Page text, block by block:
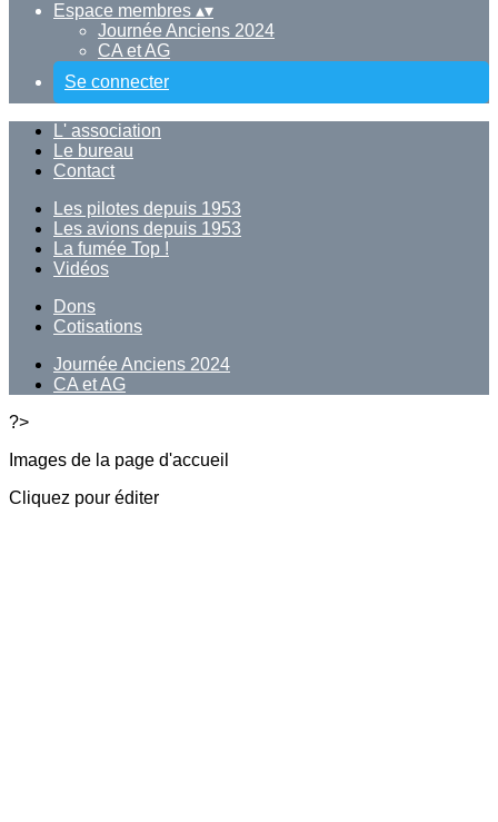
Espace membres ▴▾
Journée Anciens 2024
CA et AG
Se connecter
L' association
Le bureau
Contact
Les pilotes depuis 1953
Les avions depuis 1953
La fumée Top !
Vidéos
Dons
Cotisations
Journée Anciens 2024
CA et AG
?>
Images de la page d'accueil
Cliquez pour éditer